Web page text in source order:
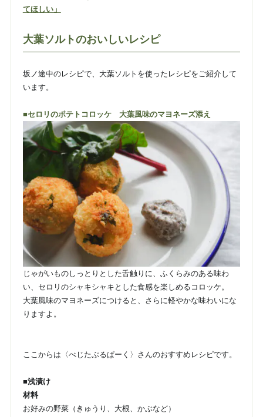
てほしい」
大葉ソルトのおいしいレシピ
坂ノ途中のレシピで、大葉ソルトを使ったレシピをご紹介して
います。
■セロリのポテトコロッケ 大葉風味のマヨネーズ添え
じゃがいものしっとりとした舌触りに、ふくらみのある味わ
い、セロリのシャキシャキとした食感を楽しめるコロッケ。
大葉風味のマヨネーズにつけると、さらに軽やかな味わいにな
りますよ。
ここからは〈べじたぶるぱーく〉さんのおすすめレシピです。
■浅漬け
材料
お好みの野菜（きゅうり、大根、かぶなど）